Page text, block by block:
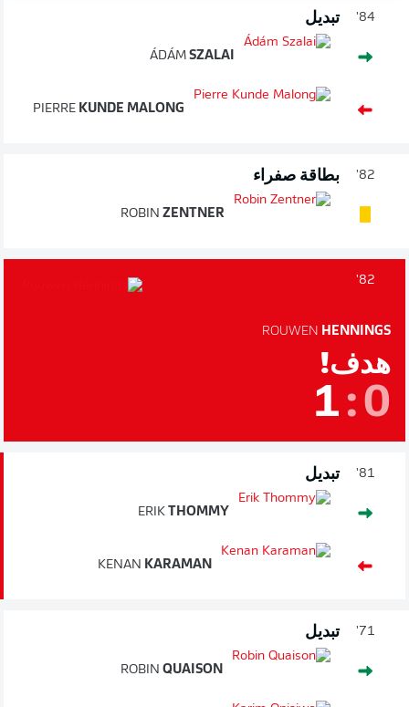
84' تبديل
ÁDÁM SZALAI
PIERRE KUNDE MALONG
82' بطاقة صفراء
ROBIN ZENTNER
82'
ROUWEN HENNINGS
هدف!
1:0
81' تبديل
ERIK THOMMY
KENAN KARAMAN
71' تبديل
ROBIN QUAISON